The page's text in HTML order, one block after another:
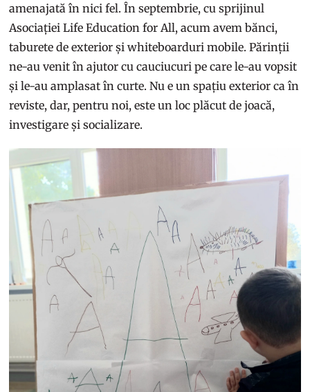
amenajată în nici fel. În septembrie, cu sprijinul
Asociației Life Education for All, acum avem bănci,
taburete de exterior și whiteboarduri mobile. Părinții
ne-au venit în ajutor cu cauciucuri pe care le-au vopsit
și le-au amplasat în curte. Nu e un spațiu exterior ca în
reviste, dar, pentru noi, este un loc plăcut de joacă,
investigare și socializare.